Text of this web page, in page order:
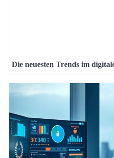
Die neuesten Trends im